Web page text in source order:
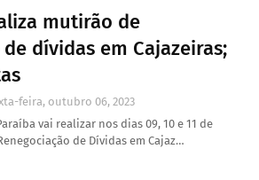
mutirão de
dívidas em Cajazeiras;
feira, outubro 06, 2023
vai realizar nos dias 09, 10 e 11 de
de Dívidas em Cajaz…